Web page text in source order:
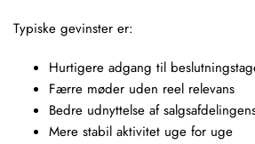
Typiske gevinster er:
Hurtigere adgang til
Færre møder uden reel relevans
Bedre udnyttelse af
Mere stabil aktivitet uge for uge